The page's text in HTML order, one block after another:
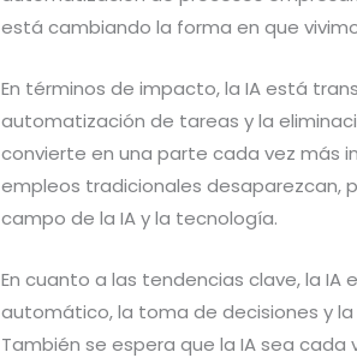
está cambiando la forma en que
En términos de impacto, la IA está
automatización de tareas y la
convierte en una parte cada vez más
empleos tradicionales desaparezcan,
campo de la IA y la tecnología.
En cuanto a las tendencias clave, la
automático, la toma de decisiones y
También se espera que la IA sea